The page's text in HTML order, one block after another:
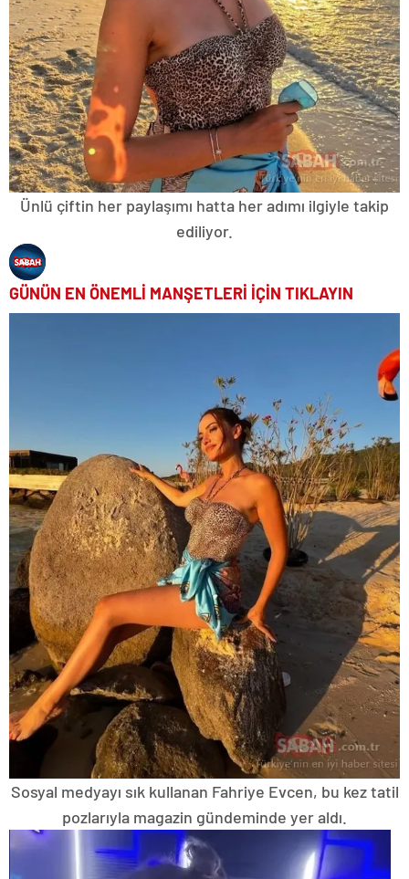
Ünlü çiftin her paylaşımı hatta her adımı ilgiyle takip
ediliyor.
GÜNÜN EN ÖNEMLİ MANŞETLERİ İÇİN TIKLAYIN
Sosyal medyayı sık kullanan Fahriye Evcen, bu kez tatil
pozlarıyla magazin gündeminde yer aldı.